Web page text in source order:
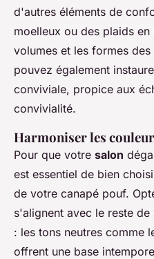
d'autres éléments de
moelleux ou des plaids
volumes et les formes
pouvez également
conviviale, propice aux
convivialité.
Harmoniser les
Pour que votre salon
est essentiel de bien
de votre canapé pouf.
s'alignent avec le reste
: les tons neutres comme
offrent une base